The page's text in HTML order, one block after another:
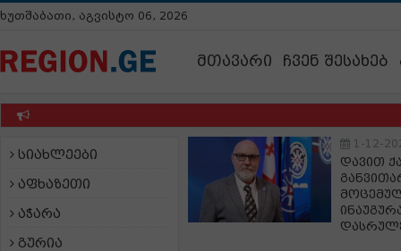
ხუთშაბათი, აგვისტო 06, 2026
მთავარი ჩვენ შესახებ
სიახლეები
აფხაზეთი
აჭარა
გურია
1-12-
დავით